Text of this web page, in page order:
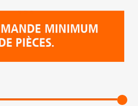
initial
50.00€.
actuel
39.90€.